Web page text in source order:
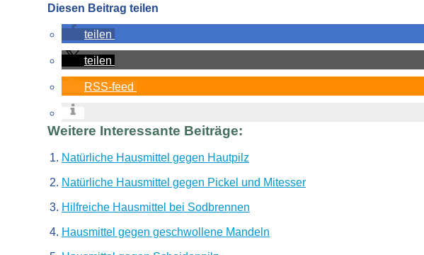
Diesen Beitrag teilen
teilen
teilen
RSS-feed
Weitere Interessante Beiträge:
Natürliche Hausmittel gegen Hautpilz
Natürliche Hausmittel gegen Pickel und Mitesser
Hilfreiche Hausmittel bei Sodbrennen
Hausmittel gegen geschwollene Mandeln